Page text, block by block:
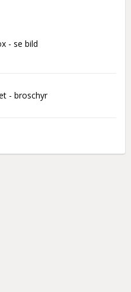
- se bild
- broschyr